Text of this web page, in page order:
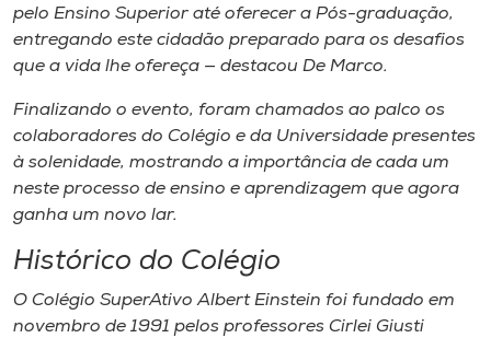
pelo Ensino Superior até oferecer a Pós-graduação,
entregando este cidadão preparado para os desafios
que a vida lhe ofereça — destacou De Marco.
Finalizando o evento, foram chamados ao palco os
colaboradores do Colégio e da Universidade presentes
à solenidade, mostrando a importância de cada um
neste processo de ensino e aprendizagem que agora
ganha um novo lar.
Histórico do Colégio
O Colégio SuperAtivo Albert Einstein foi fundado em
novembro de 1991 pelos professores Cirlei Giusti